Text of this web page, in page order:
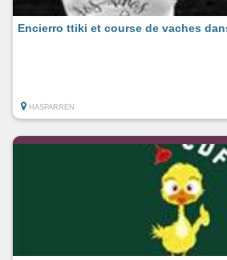
Encierro ttiki et course de vaches
HASPARREN